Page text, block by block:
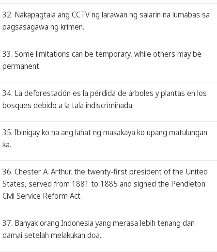
32. Nakapagtala ang CCTV ng larawan ng salarin na lumabas sa
pagsasagawa ng krimen.
33. Some limitations can be temporary, while others may be
permanent.
34. La deforestación es la pérdida de árboles y plantas en los
bosques debido a la tala indiscriminada.
35. Ibinigay ko na ang lahat ng makakaya ko upang matulungan
ka.
36. Chester A. Arthur, the twenty-first president of the United
States, served from 1881 to 1885 and signed the Pendleton
Civil Service Reform Act.
37. Banyak orang Indonesia yang merasa lebih tenang dan
damai setelah melakukan doa.